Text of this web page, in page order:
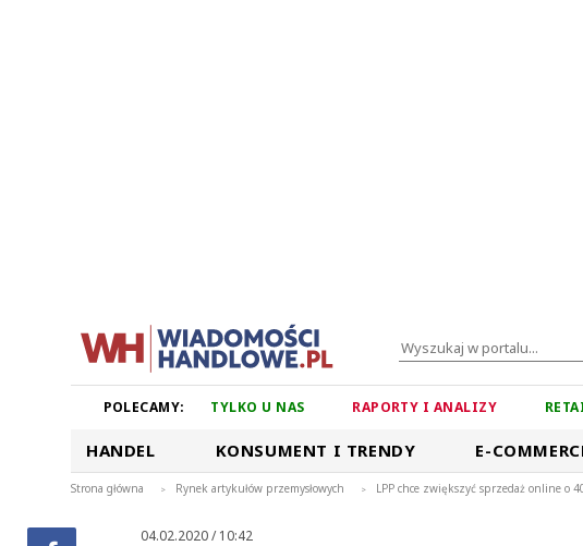
POLECAMY: TYLKO U NAS RAPORTY I ANALIZY
HANDEL KONSUMENT I TRENDY E-
Strona główna > Rynek artykułów przemysłowych > LPP chce zwiększyć sprzedaż online o
04.02.2020 / 10:42